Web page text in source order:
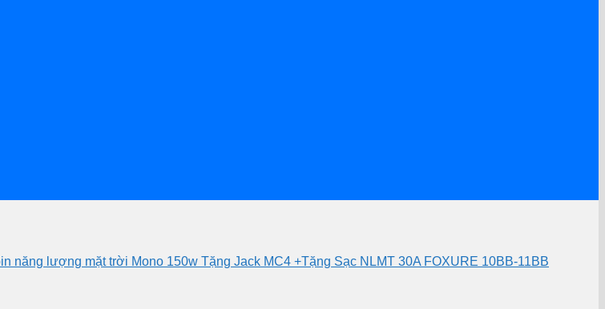
năng lượng mặt trời Mono 150w Tặng Jack MC4 +Tặng Sạc NLMT 30A FOXURE 10BB-11BB